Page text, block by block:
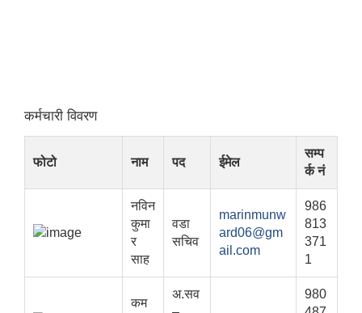
कर्मचारी विवरण
फोटो नाम पद ईमेल
सम्प
र्क नं
नविन
कुमा
र
साह
वडा
सचिव
marinmunw
ard06@gm
ail.com
986
813
371
1
कम
अ.सव
980